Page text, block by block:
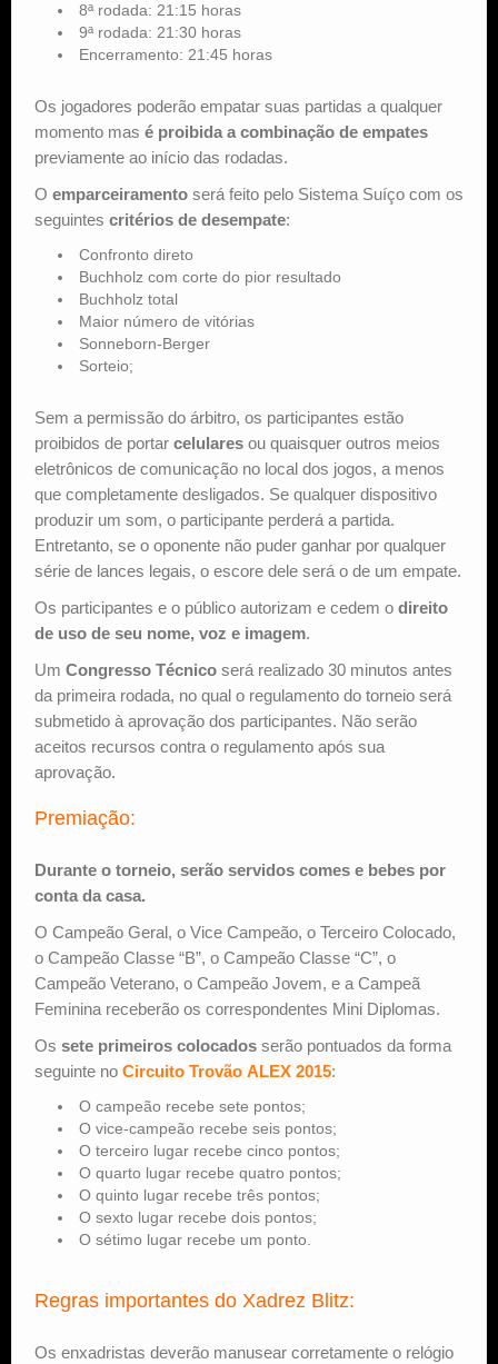
8ª rodada: 21:15 horas
9ª rodada: 21:30 horas
Encerramento: 21:45 horas
Os jogadores poderão empatar suas partidas a qualquer
momento mas é proibida a combinação de empates
previamente ao início das rodadas.
O emparceiramento será feito pelo Sistema Suíço com os
seguintes critérios de desempate:
Confronto direto
Buchholz com corte do pior resultado
Buchholz total
Maior número de vitórias
Sonneborn-Berger
Sorteio;
Sem a permissão do árbitro, os participantes estão
proibidos de portar celulares ou quaisquer outros meios
eletrônicos de comunicação no local dos jogos, a menos
que completamente desligados. Se qualquer dispositivo
produzir um som, o participante perderá a partida.
Entretanto, se o oponente não puder ganhar por qualquer
série de lances legais, o escore dele será o de um empate.
Os participantes e o público autorizam e cedem o direito
de uso de seu nome, voz e imagem.
Um Congresso Técnico será realizado 30 minutos antes
da primeira rodada, no qual o regulamento do torneio será
submetido à aprovação dos participantes. Não serão
aceitos recursos contra o regulamento após sua
aprovação.
Premiação:
Durante o torneio, serão servidos comes e bebes por
conta da casa.
O Campeão Geral, o Vice Campeão, o Terceiro Colocado,
o Campeão Classe “B”, o Campeão Classe “C”, o
Campeão Veterano, o Campeão Jovem, e a Campeã
Feminina receberão os correspondentes Mini Diplomas.
Os sete primeiros colocados serão pontuados da forma
seguinte no Circuito Trovão ALEX 2015:
O campeão recebe sete pontos;
O vice-campeão recebe seis pontos;
O terceiro lugar recebe cinco pontos;
O quarto lugar recebe quatro pontos;
O quinto lugar recebe três pontos;
O sexto lugar recebe dois pontos;
O sétimo lugar recebe um ponto.
Regras importantes do Xadrez Blitz:
Os enxadristas deverão manusear corretamente o relógio